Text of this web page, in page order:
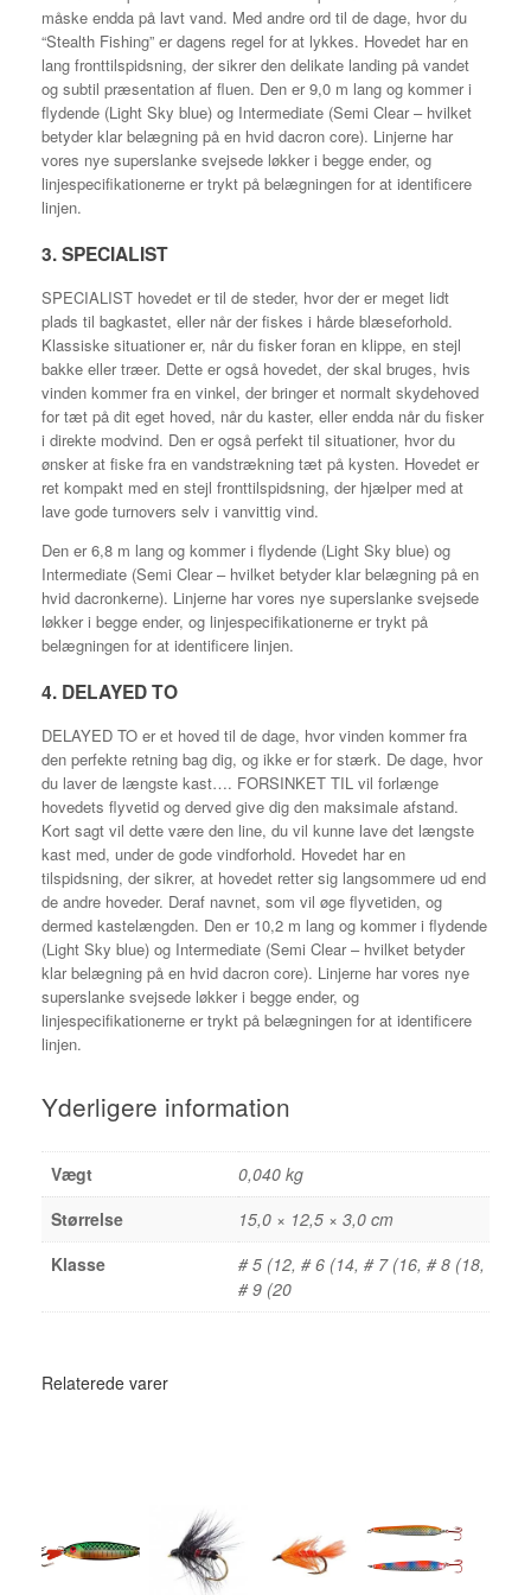
måske endda på lavt vand. Med andre ord til de dage, hvor du
“Stealth Fishing” er dagens regel for at lykkes. Hovedet har en
lang fronttilspidsning, der sikrer den delikate landing på vandet
og subtil præsentation af fluen. Den er 9,0 m lang og kommer i
flydende (Light Sky blue) og Intermediate (Semi Clear – hvilket
betyder klar belægning på en hvid dacron core). Linjerne har
vores nye superslanke svejsede løkker i begge ender, og
linjespecifikationerne er trykt på belægningen for at identificere
linjen.
3. SPECIALIST
SPECIALIST hovedet er til de steder, hvor der er meget lidt
plads til bagkastet, eller når der fiskes i hårde blæseforhold.
Klassiske situationer er, når du fisker foran en klippe, en stejl
bakke eller træer. Dette er også hovedet, der skal bruges, hvis
vinden kommer fra en vinkel, der bringer et normalt skydehoved
for tæt på dit eget hoved, når du kaster, eller endda når du fisker
i direkte modvind. Den er også perfekt til situationer, hvor du
ønsker at fiske fra en vandstrækning tæt på kysten. Hovedet er
ret kompakt med en stejl fronttilspidsning, der hjælper med at
lave gode turnovers selv i vanvittig vind.
Den er 6,8 m lang og kommer i flydende (Light Sky blue) og
Intermediate (Semi Clear – hvilket betyder klar belægning på en
hvid dacronkerne). Linjerne har vores nye superslanke svejsede
løkker i begge ender, og linjespecifikationerne er trykt på
belægningen for at identificere linjen.
4. DELAYED TO
DELAYED TO er et hoved til de dage, hvor vinden kommer fra
den perfekte retning bag dig, og ikke er for stærk. De dage, hvor
du laver de længste kast…. FORSINKET TIL vil forlænge
hovedets flyvetid og derved give dig den maksimale afstand.
Kort sagt vil dette være den line, du vil kunne lave det længste
kast med, under de gode vindforhold. Hovedet har en
tilspidsning, der sikrer, at hovedet retter sig langsommere ud end
de andre hoveder. Deraf navnet, som vil øge flyvetiden, og
dermed kastelængden. Den er 10,2 m lang og kommer i flydende
(Light Sky blue) og Intermediate (Semi Clear – hvilket betyder
klar belægning på en hvid dacron core). Linjerne har vores nye
superslanke svejsede løkker i begge ender, og
linjespecifikationerne er trykt på belægningen for at identificere
linjen.
Yderligere information
Vægt
0,040 kg
Størrelse
15,0 × 12,5 × 3,0 cm
Klasse
# 5 (12, # 6 (14, # 7 (16, # 8 (18,
# 9 (20
Relaterede varer